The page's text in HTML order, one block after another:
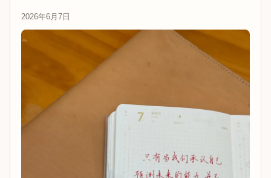
2026年6月7日